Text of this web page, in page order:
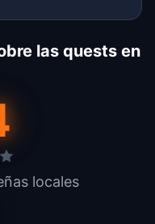
las quests en
locales